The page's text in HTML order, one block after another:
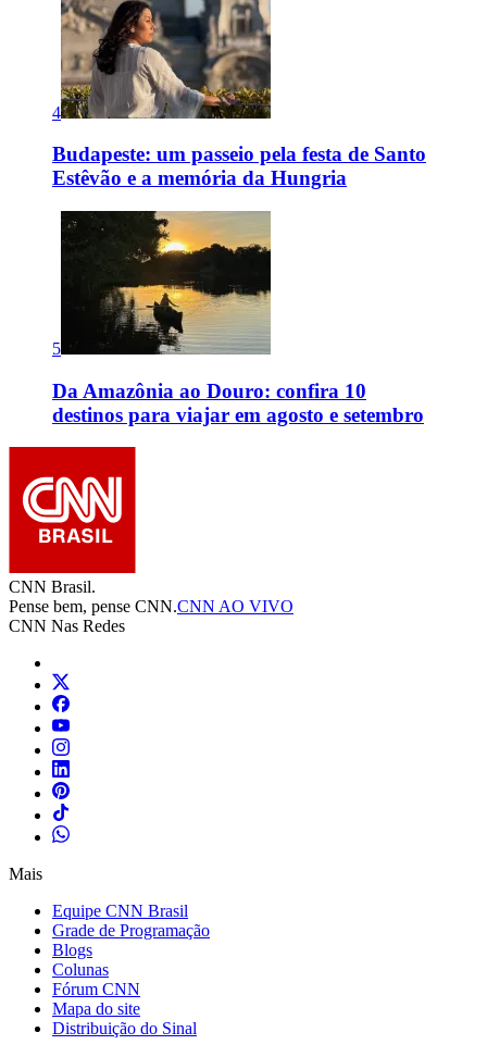
4
Budapeste: um passeio pela festa de Santo
Estêvão e a memória da Hungria
5
Da Amazônia ao Douro: confira 10
destinos para viajar em agosto e setembro
CNN Brasil.
Pense bem, pense CNN.CNN AO VIVO
CNN Nas Redes
Mais
Equipe CNN Brasil
Grade de Programação
Blogs
Colunas
Fórum CNN
Mapa do site
Distribuição do Sinal